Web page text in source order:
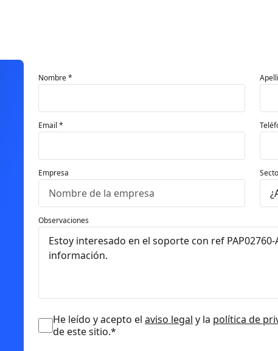
Nombre *
Email *
Empresa
Observaciones
He leído y acepto el aviso legal y la política de
de este sitio.*